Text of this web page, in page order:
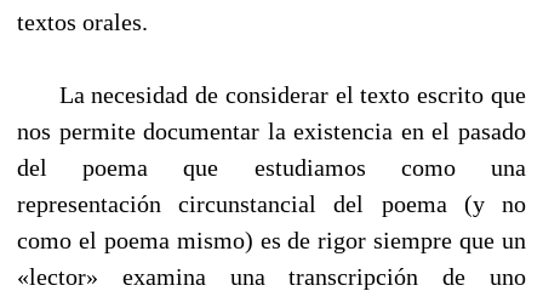
textos orales.
La necesidad de considerar el texto escrito que
nos permite documentar la existencia en el pasado
del poema que estudiamos como una
representación circunstancial del poema (y no
como el poema mismo) es de rigor siempre que un
«lector» examina una transcripción de uno